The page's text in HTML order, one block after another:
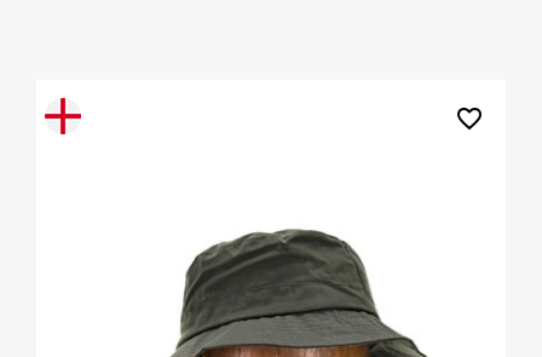
favorite_border